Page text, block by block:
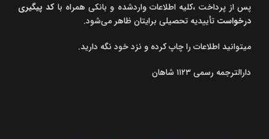
پس از پرداخت ،کلیه اطلاعات واردشده و بانکی همراه باکد پیگیری
درخواست تأییدیه تحصیلی برایتان ظاهر می‌شود.
میتوانید اطلاعات را چاپ کرده و نزد خود نگه دارید.
دارالترجمه رسمی ۱۱۲۳ شاهان